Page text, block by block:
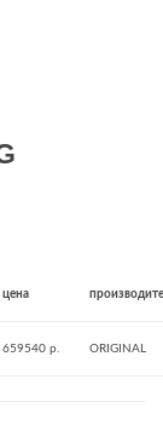
цена
659540 р. ORIGINAL